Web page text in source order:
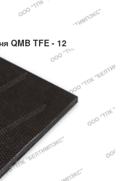
QMB TFE - 12